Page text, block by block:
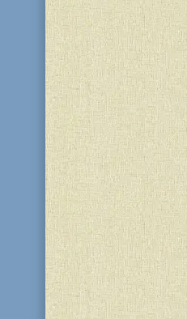
центр «Бейт Барух»
Реувен» посетила
бостона APSJ. В
делегации вошли:
программы —
Карчмер и Галина